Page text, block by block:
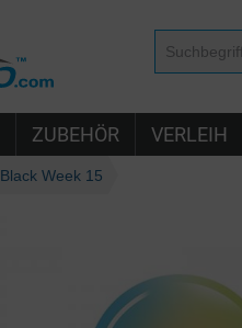
ZUBEHÖR VERLEIH
Black Week 15